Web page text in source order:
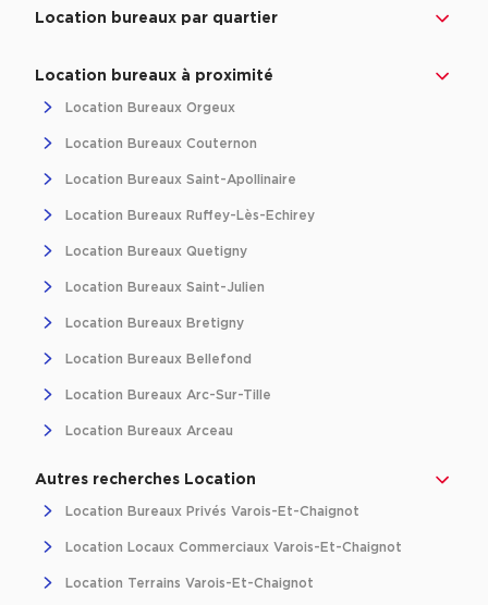
Achat de Bureaux à Rennes
Hôtels particuliers
Immeuble indépendant
Bureaux certifiés - Environnement
Immeuble de bureaux avec services
Location bureaux Bellecour - Cordeliers (Lyon)
Location d'Entrepôts / Activités
Location d'Entrepôts / Activités à Aix-en-Provence
Location d'Entrepôts / Activités à Saint-Priest
Location d'Entrepôts / Activités à Massy
Location d'Entrepôts / Activités à Rennes
Location d'Entrepôts / Activités à Besançon
Location bureaux par quartier
Location bureaux à proximité
Location Bureaux Orgeux
Location Bureaux Couternon
Location Bureaux Saint-Apollinaire
Location Bureaux Ruffey-Lès-Echirey
Location Bureaux Quetigny
Location Bureaux Saint-Julien
Location Bureaux Bretigny
Location Bureaux Bellefond
Location Bureaux Arc-Sur-Tille
Location Bureaux Arceau
Autres recherches Location
Location Bureaux Privés Varois-Et-Chaignot
Location Locaux Commerciaux Varois-Et-Chaignot
Location Terrains Varois-Et-Chaignot